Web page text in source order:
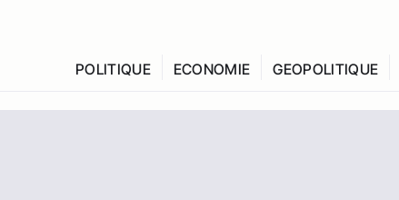
POLITIQUE ECONOMIE GEOPOLITIQUE